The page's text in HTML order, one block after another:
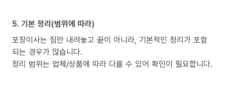
5. 기본 정리(범위에 따라)
포장이사는 짐만 내려놓고 끝이 아니라, 기본적인 정리가 포함
되는 경우가 많습니다.
정리 범위는 업체/상품에 따라 다를 수 있어 확인이 필요합니다.